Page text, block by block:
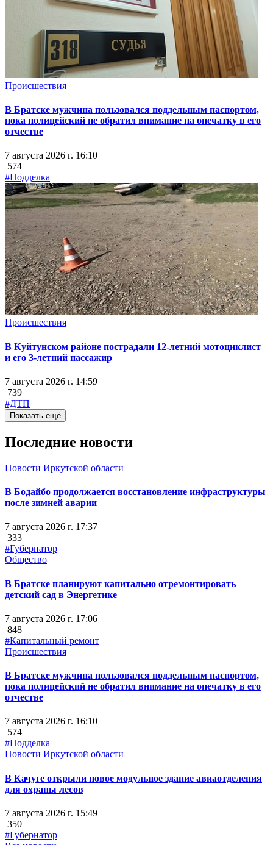
Происшествия
В Братске мужчина пользовался поддельным паспортом,
пока полицейский не обратил внимание на опечатку в его
отчестве
7 августа 2026 г. 16:10
574
#Подделка
Происшествия
В Куйтунском районе пострадали 12-летний мотоциклист
и его 3-летний пассажир
7 августа 2026 г. 14:59
739
#ДТП
Показать ещё
Последние новости
Новости Иркутской области
В Бодайбо продолжается восстановление инфраструктуры
после зимней аварии
7 августа 2026 г. 17:37
333
#Губернатор
Общество
В Братске планируют капитально отремонтировать
детский сад в Энергетике
7 августа 2026 г. 17:06
848
#Капитальный ремонт
Происшествия
В Братске мужчина пользовался поддельным паспортом,
пока полицейский не обратил внимание на опечатку в его
отчестве
7 августа 2026 г. 16:10
574
#Подделка
Новости Иркутской области
В Качуге открыли новое модульное здание авиаотделения
для охраны лесов
7 августа 2026 г. 15:49
350
#Губернатор